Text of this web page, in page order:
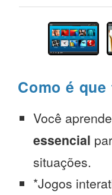
Como é
Você aprende
essencial
situações.
*Jogos